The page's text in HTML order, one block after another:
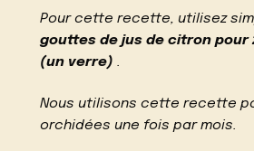
Pour cette recette, utilisez
gouttes de jus de citron pour
(un verre) .
Nous utilisons cette recette
orchidées une fois par mois.